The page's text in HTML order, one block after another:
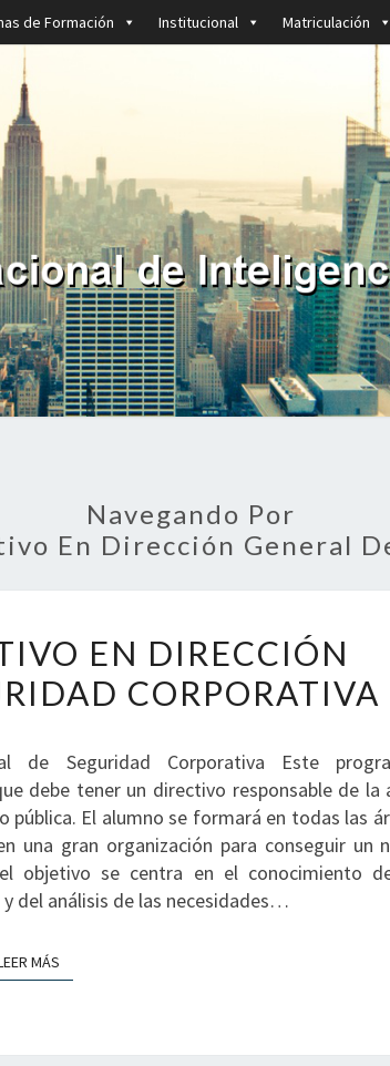
de Formación Institucional Matriculación
Navegando Por
En Dirección General
EJECUTIVO
EN
DIRECCIÓN
DE
SEGURIDAD
CORPORATIVA
EN DIRECCIÓN
CORPORATIVA
de Seguridad Corporativa Este
debe tener un directivo responsable de la
pública. El alumno se formará en todas las
una gran organización para conseguir un
objetivo se centra en el conocimiento
del análisis de las necesidades…
MÁS